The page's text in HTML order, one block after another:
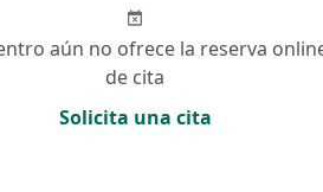
aún no ofrece la reserva
de cita
Solicita una cita